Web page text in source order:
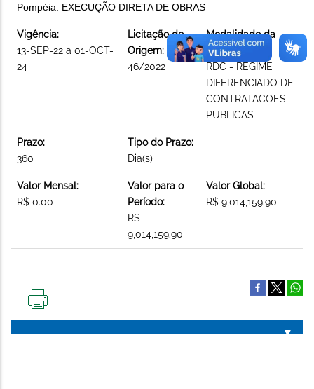
Pompéia. EXECUÇÃO DIRETA DE OBRAS
Vigência:
13-SEP-22 a 01-OCT-
24
Licitação de
Origem:
46/2022
Modalidade da
licitação:
RDC - REGIME
DIFERENCIADO DE
CONTRATACOES
PUBLICAS
Prazo:
360
Tipo do Prazo:
Dia(s)
Valor Mensal:
R$ 0.00
Valor para o
Período:
R$
9,014,159.90
Valor Global:
R$ 9,014,159.90
PÁGINA